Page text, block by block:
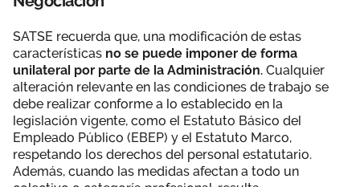
SATSE recuerda que, una modificación de estas
características no se puede imponer de forma
unilateral por parte de la Administración. Cualquier
alteración relevante en las condiciones de trabajo se
debe realizar conforme a lo establecido en la
legislación vigente, como el Estatuto Básico del
Empleado Público (EBEP) y el Estatuto Marco,
respetando los derechos del personal estatutario.
Además, cuando las medidas afectan a todo un